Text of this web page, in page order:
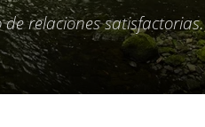
relaciones satisfactorias.